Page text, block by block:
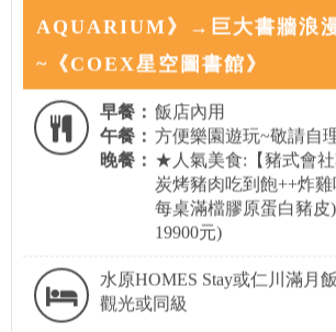
AQUARIUM》→巨大書牆浪
~《COEX星空圖書館》
早餐： 飯店內用
午餐： 方便樂園遊玩~敬請自
晚餐： ★人氣美食:【豬式會社
炭烤豬肉吃到飽++炸
每桌滿檔膠原蛋白豬皮
19900元)
水原HOMES Stay或仁川滿月
觀光或同級